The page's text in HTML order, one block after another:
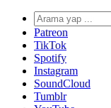
Patreon
TikTok
Spotify
Instagram
SoundCloud
Tumblr